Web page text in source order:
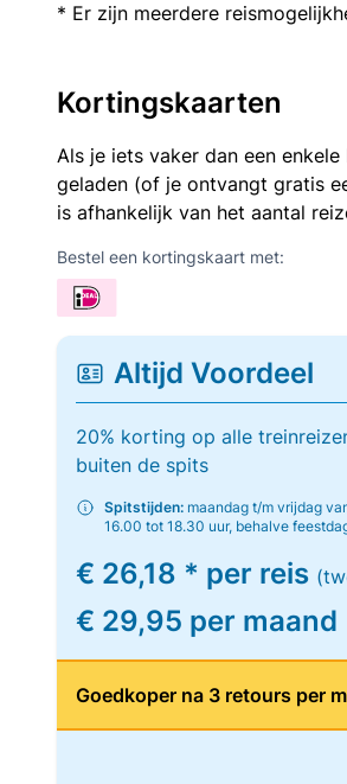
* Er zijn meerdere
Kortingskaarten
Als je iets vaker dan een
geladen (of je ontvangt gratis
is afhankelijk van het aantal
Bestel een kortingskaart met:
Altijd Voordeel
20% korting op alle
buiten de spits
Spitstijden: maandag t/m vrijdag
16.00 tot 18.30 uur, behalve
€ 26,18 * per reis
€ 29,95 per maand
Goedkoper na 3 retours per